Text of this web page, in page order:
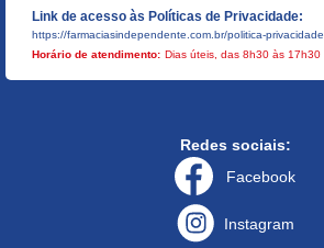
Link de acesso às Políticas de Privacidade:
https://farmaciasindependente.com.br/politica-privacidade
Horário de atendimento: Dias úteis, das 8h30 às 17h30
Redes sociais:
Facebook
Instagram